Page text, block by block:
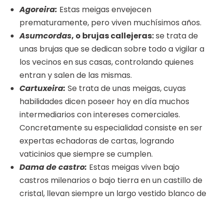
Agoreira: Estas meigas envejecen
prematuramente, pero viven muchísimos años.
Asumcordas, o brujas callejeras:se trata de
unas brujas que se dedican sobre todo a vigilar a
los vecinos en sus casas, controlando quienes
entran y salen de las mismas.
Cartuxeira: Se trata de unas meigas, cuyas
habilidades dicen poseer hoy en día muchos
intermediarios con intereses comerciales.
Concretamente su especialidad consiste en ser
expertas echadoras de cartas, logrando
vaticinios que siempre se cumplen.
Dama de castro: Estas meigas viven bajo
castros milenarios o bajo tierra en un castillo de
cristal, llevan siempre un largo vestido blanco de